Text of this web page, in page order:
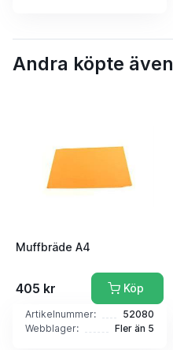
Andra köpte även
Muffbräde A4
405 kr Köp
Artikelnummer:
52080
Webblager:
Fler än 5